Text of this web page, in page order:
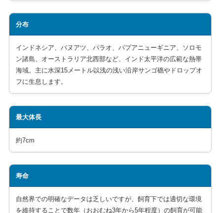
分布
インドネシア、バヌアツ、パラオ、パプアニューギニア、ソロモ
ン諸島、オーストラリア北西部など、インド太平洋の広範な熱帯
海域。主に水深15メートル以浅の浅い沿岸サンゴ礁やドロップオ
フに生息します。
最大体長
約7cm
寿命
自然界での明確なデータは乏しいですが、飼育下では適切な環境
を維持することで数年（おおむね3年から5年程度）の飼育が可能